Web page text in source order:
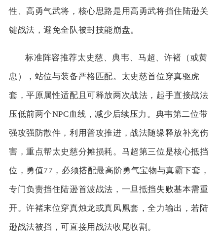
性、高勇气武将，核心思路是用高勇武将挡住陆逊关
键战法，避免全队被封技能崩盘。
标准阵容推荐太史慈、典韦、马超、许褚（或黄
忠），站位与装备严格匹配。太史慈首位穿真驱虎
套，平原属性适配且可释放两次战法，起手直接战法
压低前两个NPC血线，减少后续压力。典韦第二位带
强攻强防散件，利用普攻推进，战法随缘释放补充伤
害，重点帮太史慈分摊损耗。马超第三位是核心抵挡
位，勇值77，必须搭配最高阶勇气宝物与真霸下套，
专门负责挡住陆逊首波战法，一旦抵挡失败基本需重
开。许褚末位穿真烛龙或真凤凰套，全力输出，若陆
逊战法被挡，可直接用战法收尾收割。